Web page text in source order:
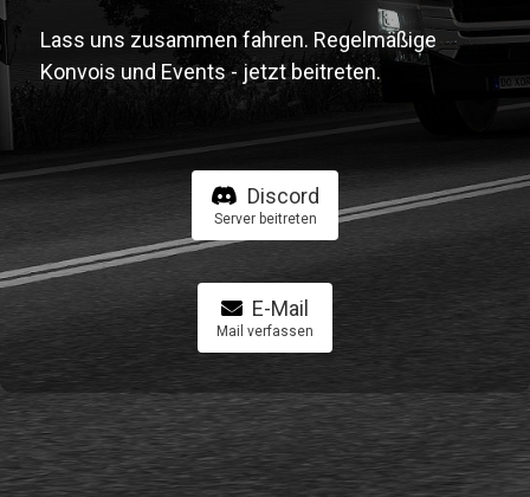
Lass uns zusammen fahren. Regelmäßige
Konvois und Events - jetzt beitreten.
Discord
Server beitreten
E-Mail
Mail verfassen